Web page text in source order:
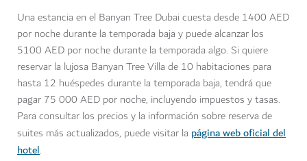
Una estancia en el Banyan Tree Dubai cuesta desde 1400 AED
por noche durante la temporada baja y puede alcanzar los
5100 AED por noche durante la temporada algo. Si quiere
reservar la lujosa Banyan Tree Villa de 10 habitaciones para
hasta 12 huéspedes durante la temporada baja, tendrá que
pagar 75 000 AED por noche, incluyendo impuestos y tasas.
Para consultar los precios y la información sobre reserva de
suites más actualizados, puede visitar la página web oficial del
hotel.